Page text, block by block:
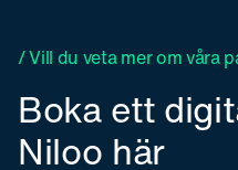
/ Vill du veta mer om våra
Boka ett
Niloo här